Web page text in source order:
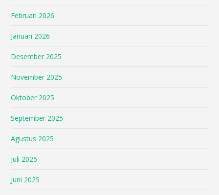
Februari 2026
Januari 2026
Desember 2025
November 2025
Oktober 2025
September 2025
Agustus 2025
Juli 2025
Juni 2025